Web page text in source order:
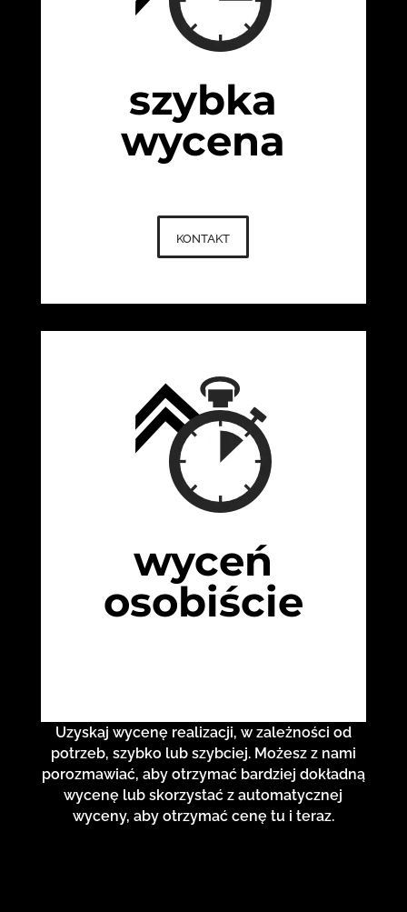
szybka
wycena
kontakt
wyceń
osobiście
Uzyskaj wycenę realizacji, w zależności od
potrzeb, szybko lub szybciej. Możesz z nami
porozmawiać, aby otrzymać bardziej dokładną
wycenę lub skorzystać z automatycznej
wyceny, aby otrzymać cenę tu i teraz.